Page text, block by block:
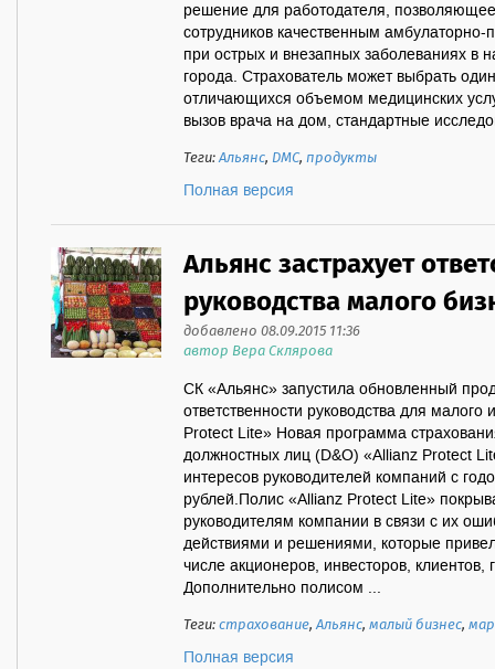
решение для работодателя,
сотрудников качественным
при острых и внезапных заболеваниях в
города. Страхователь может выбрать
отличающихся объемом медицинских
вызов врача на дом, стандартные
Теги:Альянс, ДМС,продукты
Полная версия
Альянс застрахует
руководства малого
добавлено 08.09.2015 11:36
автор Вера Склярова
СК «Альянс» запустила обновленный
ответственности руководства для
Protect Lite» Новая программа
должностных лиц (D&O) «Allianz Protect
интересов руководителей компаний с
рублей.Полис «Allianz Protect Lite»
руководителям компании в связи с их
действиями и решениями, которые
числе акционеров, инвесторов, клиентов,
Дополнительно полисом ...
Теги:страхование,Альянс,малый бизнес,
Полная версия